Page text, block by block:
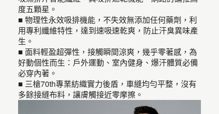
度五顆星。
■ 物理性永效吸排機能，不失效無添加任何藥劑，利
用專利纖維特性，達到速吸速乾爽，防止汗臭異味產
生。
■ 面料輕盈超彈性，接觸瞬間涼爽，幾乎零著感，為
好動個性而生：戶外運動、室內健身、爆汗體質必備
必穿內著。
■ 三槍70th專業紡織實力後盾，車縫均勻平整，沒有
多餘接縫布料，讓膚觸接近零摩擦。